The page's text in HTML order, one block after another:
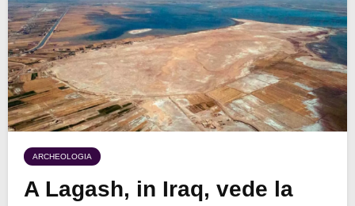
ARCHEOLOGIA
A Lagash, in Iraq, vede la